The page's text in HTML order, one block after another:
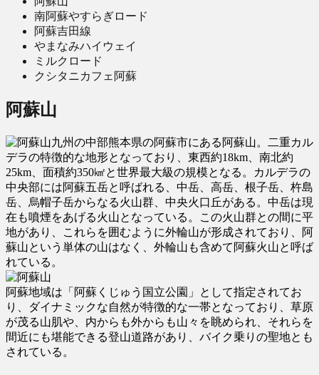
南阿蘇やすらぎロード
阿蘇吉田線
やまなみハイウェイ
ミルクロード
クシタニカフェ阿蘇
阿蘇山
九州の中部熊本県の阿蘇市にある阿蘇山。二重カル
デラの特徴的な地形となっており、東西約18km、南北約
25km、面積約350㎢と世界最大級の規模となる。カルデラの
中央部には阿蘇五岳と呼ばれる、中岳、高岳、根子岳、杵島
岳、烏帽子岳からなる火山群、中央火口丘がある。中岳は現
在も噴煙をあげる火山となっている。この火山群との間に平
地があり、これらを囲むように外輪山が形成されており、阿
蘇山という単体の山はなく、外輪山も含めて阿蘇火山と呼ば
れている。
阿蘇地域は「阿蘇くじゅう国立公園」として指定されてお
り、ダイナミックな自然が特徴的な一帯となっており、草原
が茂る山肌や、内からも外からも山々を眺められ、それらを
間近にも堪能できる登山道路があり、バイク乗りの聖地とも
されている。